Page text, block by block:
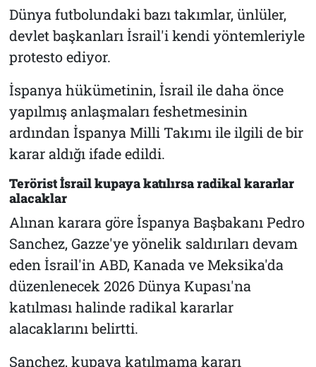
Dünya futbolundaki bazı takımlar, ünlüler,
devlet başkanları İsrail'i kendi yöntemleriyle
protesto ediyor.
İspanya hükümetinin, İsrail ile daha önce
yapılmış anlaşmaları feshetmesinin
ardından İspanya Milli Takımı ile ilgili de bir
karar aldığı ifade edildi.
Terörist İsrail kupaya katılırsa radikal kararlar
alacaklar
Alınan karara göre İspanya Başbakanı Pedro
Sanchez, Gazze'ye yönelik saldırıları devam
eden İsrail'in ABD, Kanada ve Meksika'da
düzenlenecek 2026 Dünya Kupası'na
katılması halinde radikal kararlar
alacaklarını belirtti.
Sanchez, kupaya katılmama kararı